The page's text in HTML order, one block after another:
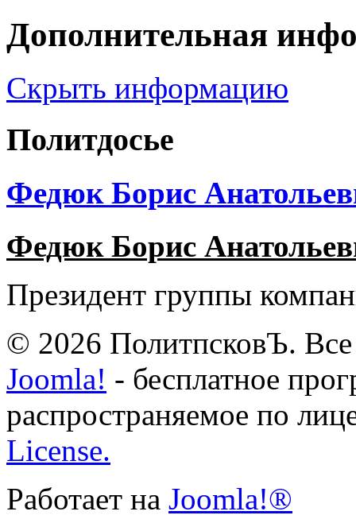
Дополнительная
Скрыть информацию
Политдосье
Федюк Борис
Федюк Борис
Президент группы
© 2026 ПолитпсковЪ.
Joomla! - бесплатное
распространяемое по
License.
Работает на Joomla!®